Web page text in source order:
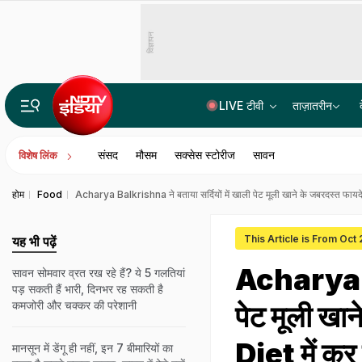
विज्ञापन
LIVE टीवी ताज़ातरीन
विशेष लिंक संसद मौसम सक्सेस स्टोरीज सावन
होम Food Acharya Balkrishna ने बताया सर्दियों में खाली पेट मूली खाने के जबरदस्त
This Article is From Oct
Acharya
पेट मूली
Diet में कर
यह भी पढ़ें
सावन सोमवार व्रत रख रहे हैं? ये 5 गलतियां
पड़ सकती हैं भारी, दिनभर रह सकती है
कमजोरी और चक्कर की परेशानी
मानसून में डेंगू ही नहीं, इन 7 बीमारियों का